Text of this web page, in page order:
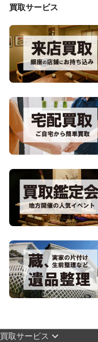
買取サービス
買取サービス